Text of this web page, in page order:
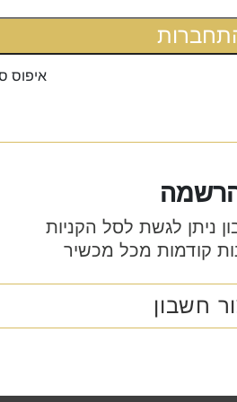
איפוס
ניתן לגשת לסל הקניות
קודמות מכל מכשיר
חשבון